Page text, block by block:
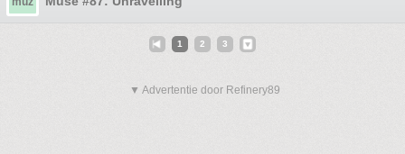
1 2 3
▼ Advertentie door Refinery89